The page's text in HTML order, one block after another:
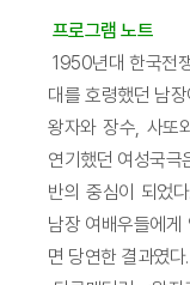
프로그램 노트
1950년대 한국전
대를 호령했던 남
왕자와 장수, 사또
연기했던 여성국
반의 중심이 되었
남장 여배우들에게
면 당연한 결과였다.